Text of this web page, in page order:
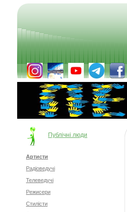
Публічні люди
Артисти
Радіоведучі
Телеведучі
Режисери
Стилісти